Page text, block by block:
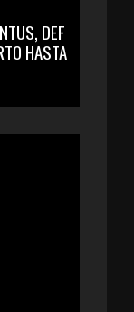
DEF
HASTA